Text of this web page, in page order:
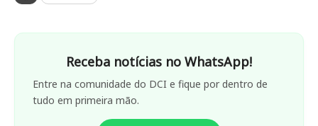
Receba notícias no WhatsApp!
Entre na comunidade do DCI e fique por dentro de
tudo em primeira mão.